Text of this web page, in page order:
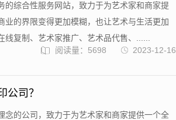
综合性服务网站，致力于为艺术家和商家提
的界限变得更加模糊，也让艺术与生活更加
复制、艺术家推广、艺术品代售、......
2023-12-16
阅读量：5698
公司？
的公司，致力于为艺术家和商家提供一个全